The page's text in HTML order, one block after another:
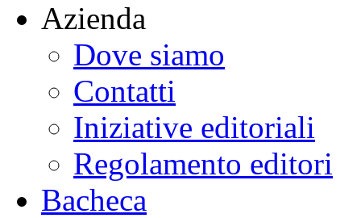
Azienda
Dove siamo
Contatti
Iniziative editoriali
Regolamento editori
Bacheca